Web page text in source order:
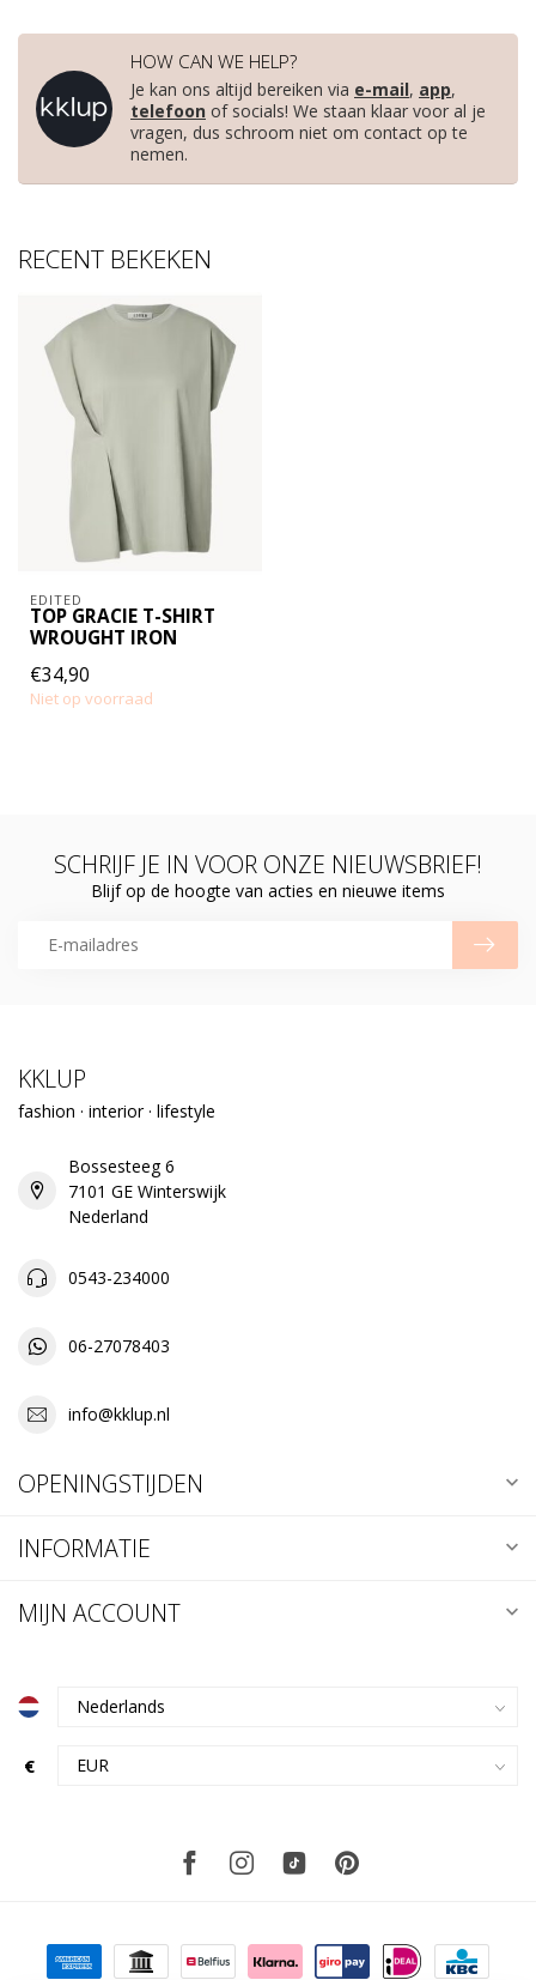
HOW CAN WE HELP?
Je kan ons altijd bereiken via e-mail, app,
telefoon of socials! We staan klaar voor al je
vragen, dus schroom niet om contact op te
nemen.
RECENT BEKEKEN
EDITED
TOP GRACIE T-SHIRT
WROUGHT IRON
€34,90
Niet op voorraad
SCHRIJF JE IN VOOR ONZE NIEUWSBRIEF!
Blijf op de hoogte van acties en nieuwe items
KKLUP
fashion · interior · lifestyle
Bossesteeg 6
7101 GE Winterswijk
Nederland
0543-234000
06-27078403
info@kklup.nl
OPENINGSTIJDEN
INFORMATIE
MIJN ACCOUNT
€